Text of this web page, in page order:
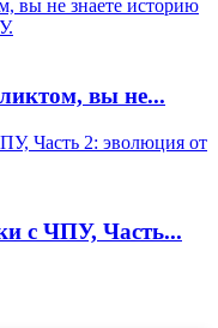
вы не...
с ЧПУ, Часть...